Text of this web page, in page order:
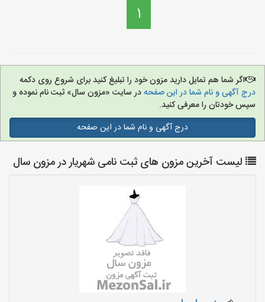
1
اگر شما هم تمایل دارید مزون خود را تبلیغ کنید برای شروع روی دکمه
درج آگهی و نام شما در این صفحهدر سایت «مزون سال» ثبت نام نموده و
سپس خودتان را معرفی کنید.
درج آگهی و نام شما در این صفحه
لیست آخرین مزون های ثبت نامی شهریار در مزون سال